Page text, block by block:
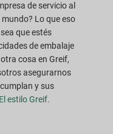
de servicio al
Lo que eso
que estés
de embalaje
cosa en Greif,
asegurarnos
y sus
El estilo Greif.